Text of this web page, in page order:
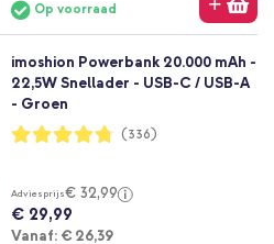
Op voorraad
imoshion Powerbank 20.000 mAh -
22,5W Snellader - USB-C / USB-A
- Groen
Waardering:
95%
(336)
Adviesprijs€ 32,99
€ 29,99
Vanaf: Vanaf
€ 26,39